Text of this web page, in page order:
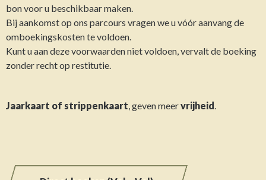
bon voor u beschikbaar maken.
Bij aankomst op ons parcours vragen we u vóór aanvang de
omboekingskosten te voldoen.
Kunt u aan deze voorwaarden niet voldoen, vervalt de boeking
zonder recht op restitutie.
Jaarkaart of strippenkaart, geven meervrijheid.